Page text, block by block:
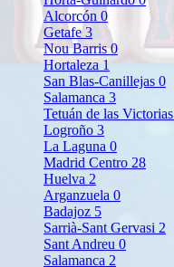
Alcorcón 0
Getafe3
Nou Barris0
Hortaleza1
San Blas-Canillejas 0
Salamanca 3
Tetuán de las Victorias
Logroño 3
La Laguna 0
Madrid Centro 28
Huelva 2
Arganzuela 0
Badajoz 5
Sarrià-Sant Gervasi 2
Sant Andreu 0
Salamanca 2